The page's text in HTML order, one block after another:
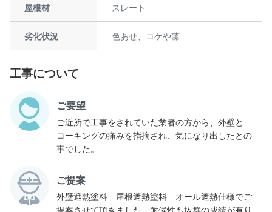
屋根材 スレート
劣化状況 色あせ、コケや藻
工事について
ご要望
ご近所で工事をされていた業者の方から、外壁と
コーキングの痛みを指摘され、気になり出したとの
事でした。
ご提案
外壁遮熱塗料 屋根遮熱塗料 オール遮熱仕様でご
提案させて頂きました。耐候性も抜群の成績が有り